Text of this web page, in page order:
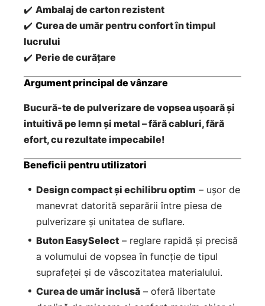
✔️ Ambalaj de carton rezistent
✔️ Curea de umăr pentru confort în timpul
lucrului
✔️ Perie de curățare
Argument principal de vânzare
Bucură-te de pulverizare de vopsea ușoară și
intuitivă pe lemn și metal – fără cabluri, fără
efort, cu rezultate impecabile!
Beneficii pentru utilizatori
Design compact și echilibru optim – ușor de
manevrat datorită separării între piesa de
pulverizare și unitatea de suflare.
Buton EasySelect – reglare rapidă și precisă
a volumului de vopsea în funcție de tipul
suprafeței și de vâscozitatea materialului.
Curea de umăr inclusă – oferă libertate